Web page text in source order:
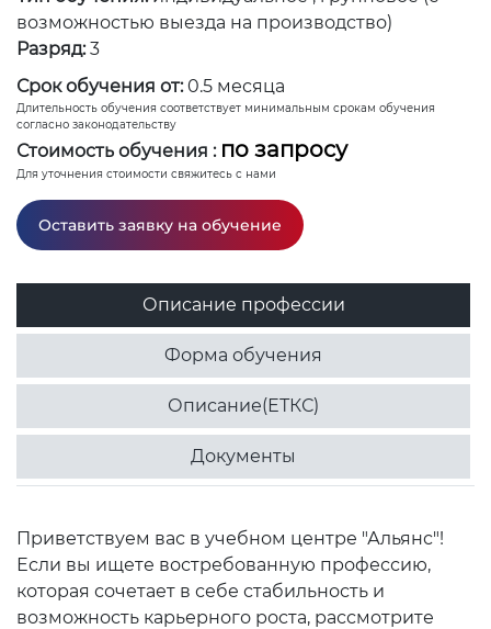
возможностью выезда на производство)
Разряд: 3
Срок обучения от: 0.5 месяца
Длительность обучения соответствует минимальным срокам обучения
согласно законодательству
Стоимость обучения : по запросу
Для уточнения стоимости свяжитесь с нами
Оставить заявку на обучение
Описание профессии
Форма обучения
Описание(ЕТКС)
Документы
Приветствуем вас в учебном центре "Альянс"!
Если вы ищете востребованную профессию,
которая сочетает в себе стабильность и
возможность карьерного роста, рассмотрите